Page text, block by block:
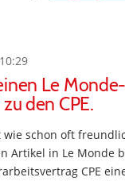
Le
den CPE.
wie schon oft
Artikel in Le Monde
CPE